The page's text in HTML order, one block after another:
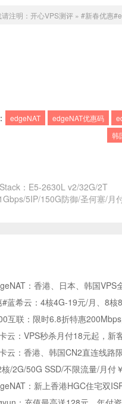
注明： 开心VPS测评» #新春优惠
edgeNAT edgeNAT优惠码
韩
：E5-2630L v2/32G/2T
5IP/150G防御/圣何塞/月
：香港、日本、韩国
蓝希云：4核4G-19元/月、8
互联：限时6.8折特惠
云：VPS秒杀月付18元起，新
云：香港、韩国CN2直连线路
/2G/50G SSD/不限流量/月付
：新上香港HGC住宅双